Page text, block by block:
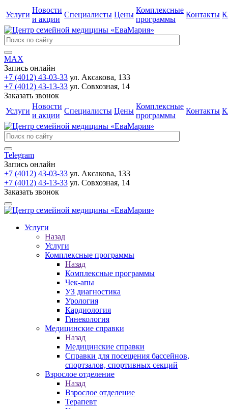
Услуги
Новости
и акции
Специалисты Цены
Комплексные
программы
Контакты
MAX
Запись онлайн
+7 (4012) 43-03-33 ул. Аксакова, 133
+7 (4012) 43-13-33 ул. Совхозная, 14
Заказать звонок
Услуги
Новости
и акции
Специалисты Цены
Комплексные
программы
Контакты
Telegram
Запись онлайн
+7 (4012) 43-03-33 ул. Аксакова, 133
+7 (4012) 43-13-33 ул. Совхозная, 14
Заказать звонок
Услуги
Назад
Услуги
Комплексные программы
Назад
Комплексные программы
Чек-апы
УЗ диагностика
Урология
Кардиология
Гинекология
Медицинские справки
Назад
Медицинские справки
Справки для посещения бассейнов,
спортзалов, спортивных секций
Взрослое отделение
Назад
Взрослое отделение
Терапевт